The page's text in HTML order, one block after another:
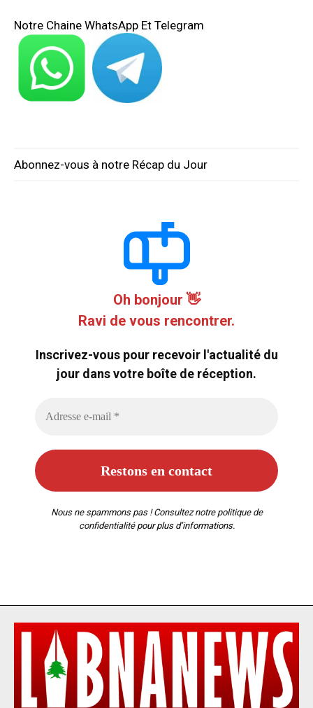
Notre Chaine WhatsApp Et Telegram
Abonnez-vous à notre Récap du Jour
Oh bonjour 👋
Ravi de vous rencontrer.
Inscrivez-vous pour recevoir l'actualité du
jour dans votre boîte de réception.
Nous ne spammons pas ! Consultez notre politique de
confidentialitépour plus d’informations.